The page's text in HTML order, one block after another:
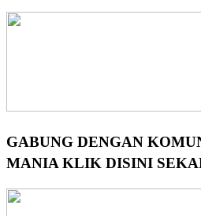
GABUNG DENGAN
MANIA KLIK DISINI